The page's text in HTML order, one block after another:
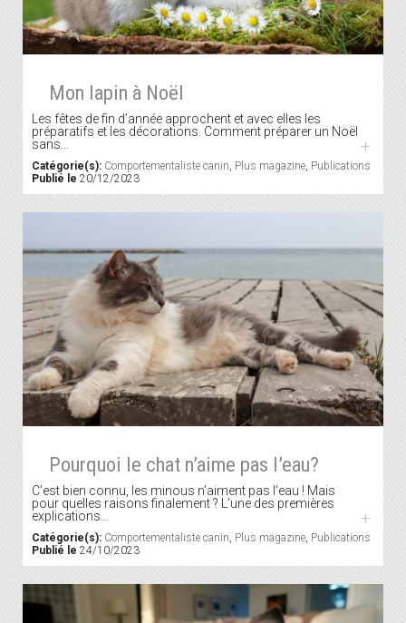
Mon lapin à Noël
Les fêtes de fin d’année approchent et avec elles les
préparatifs et les décorations. Comment préparer un Noël
sans…
+
Catégorie(s): Comportementaliste canin Plus magazine Publications
Publié le 20/12/2023
Pourquoi le chat n’aime pas l’eau?
C’est bien connu, les minous n’aiment pas l’eau ! Mais
pour quelles raisons finalement ? L’une des premières
explications…
+
Catégorie(s): Comportementaliste canin, Plus magazine, Publications
Publié le 24/10/2023